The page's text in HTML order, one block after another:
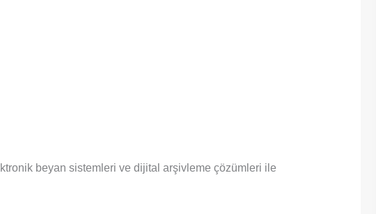
beyan sistemleri ve dijital arşivleme çözümleri ile